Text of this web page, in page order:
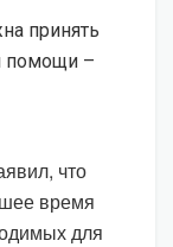
что
время
для